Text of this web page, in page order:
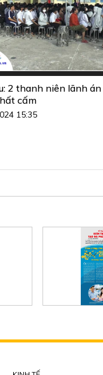
2 thanh niên lãnh
cấm
15:35